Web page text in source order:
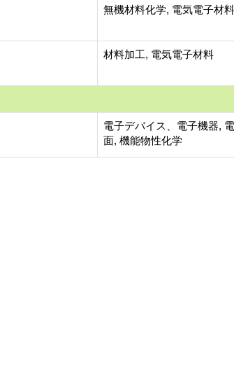
無機材料化学, 電気電子材料
材料加工, 電気電子材料
電子デバイス、電子機器,
面, 機能物性化学